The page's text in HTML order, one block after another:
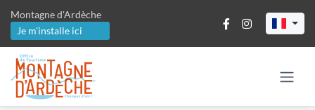
contenu
Montagne d'Ardèche
Je m'installe ici